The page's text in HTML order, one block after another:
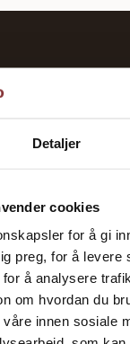
Detaljer
cookies
for å gi
preg, for å levere
å analysere
om hvordan du
innen sosiale